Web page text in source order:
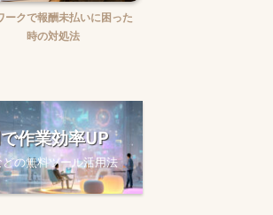
ークで報酬未払いに困った
時の対処法
作業効率UP
の無料ツール活用法